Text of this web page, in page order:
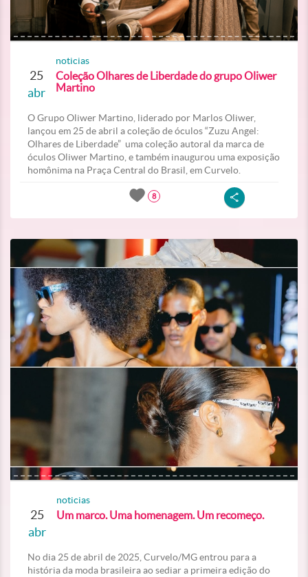
25
abr
noticias
Coleção Olhares de Liberdade do grupo Oliwer
Martino
O Grupo Oliwer Martino, liderado por Marlos Oliwer,
lançou em 25 de abril a coleção de óculos “Zuzu Angel:
Olhares de Liberdade” uma coleção autoral da marca de
óculos Oliwer Martino, e também inaugurou uma exposição
homônima na Praça Central do Brasil, em Curvelo.
8
25
abr
noticias
Um marco. Uma homenagem. Um recomeço.
No dia 25 de abril de 2025, Curvelo/MG entrou para a
história da moda brasileira ao sediar a primeira edição do